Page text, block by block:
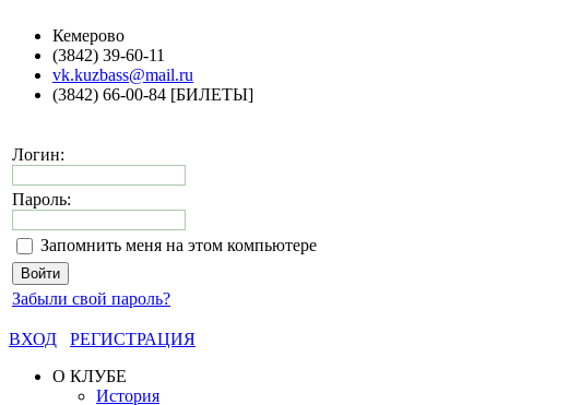
Кемерово
(3842) 39-60-11
vk.kuzbass@mail.ru
(3842) 66-00-84 [БИЛЕТЫ]
Логин:
Пароль:
Запомнить меня на этом компьютере
Забыли свой пароль?
ВХОД
РЕГИСТРАЦИЯ
О КЛУБЕ
История